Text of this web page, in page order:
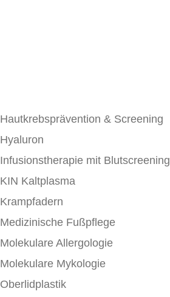
Hautkrebsprävention & Screening
Hyaluron
Infusionstherapie mit Blutscreening
KIN Kaltplasma
Krampfadern
Medizinische Fußpflege
Molekulare Allergologie
Molekulare Mykologie
Oberlidplastik